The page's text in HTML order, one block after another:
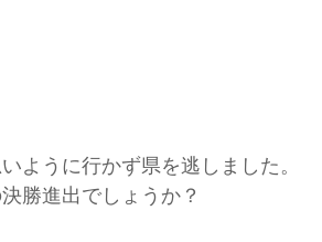
ように行かず県を逃しました。
勝進出でしょうか？